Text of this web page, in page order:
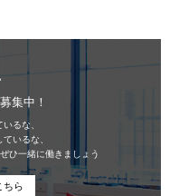
集中！
るな、
いるな、
ひ一緒に働きましょう
ちら